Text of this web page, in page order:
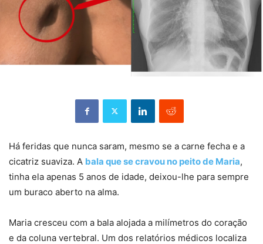
Há feridas que nunca saram, mesmo se a carne fecha e a
cicatriz suaviza. A bala que se cravou no peito de Maria,
tinha ela apenas 5 anos de idade, deixou-lhe para sempre
um buraco aberto na alma.
Maria cresceu com a bala alojada a milímetros do coração
e da coluna vertebral. Um dos relatórios médicos localiza